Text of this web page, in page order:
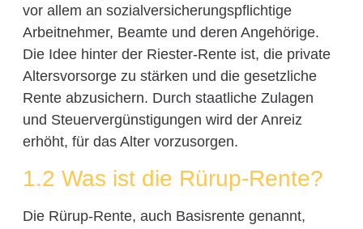
vor allem an sozialversicherungspflichtige
Arbeitnehmer, Beamte und deren Angehörige.
Die Idee hinter der Riester-Rente ist, die private
Altersvorsorge zu stärken und die gesetzliche
Rente abzusichern. Durch staatliche Zulagen
und Steuervergünstigungen wird der Anreiz
erhöht, für das Alter vorzusorgen.
1.2 Was ist die Rürup-Rente?
Die Rürup-Rente, auch Basisrente genannt,